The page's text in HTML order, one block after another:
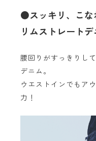
●スッキリ、こ
リムストレートデ
腰回りがすっきりし
デニム。
ウエストインでもア
力！